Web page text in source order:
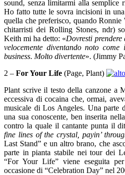
sound, senza limitarmi alla semplice
Ho fatto tutte le sovra incisioni in
quella che preferisco, quando
chitarristi dei Rolling Stones, ndr)
Keith mi ha detto: «Dovresti
velocemente diventando noto
business. Molto divertente». (Jimmy
2 – For Your Life (Page, Plant)
Plant scrive il testo della canzone a
eccessiva di cocaina che, ormai,
musicale di Los Angeles. Una parte
una sua conoscente, ben inserita
contro la quale il cantante punta il
fine lines of the crystal, payin’
Last Stand” e un altro brano, che
parte in pianta stabile nei tour dei
“For Your Life” viene eseguita
occasione di “Celebration Day” nel